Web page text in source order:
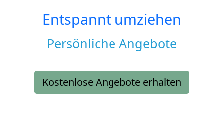
Entspannt umziehen
Persönliche Angebote
Kostenlose Angebote erhalten